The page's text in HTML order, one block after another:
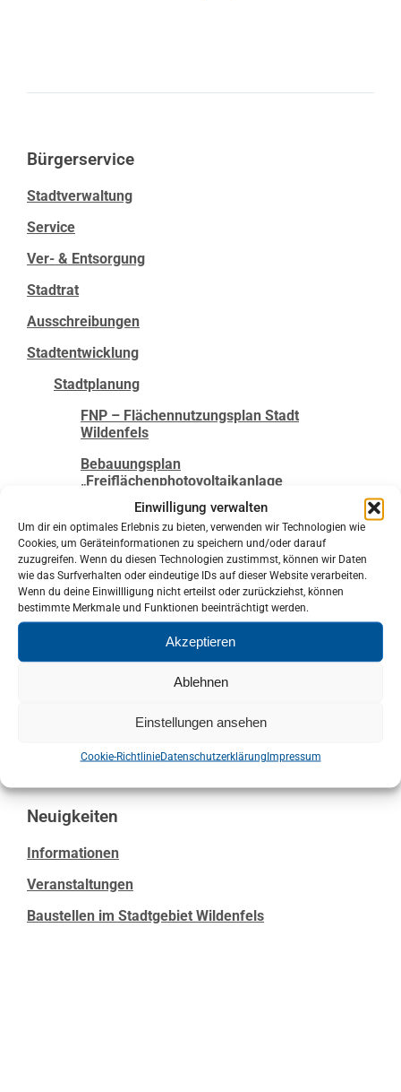
Einwilligung verwalten
Um dir ein optimales Erlebnis zu bieten, verwenden wir Technologien wie
Cookies, um Geräteinformationen zu speichern und/oder darauf
zuzugreifen. Wenn du diesen Technologien zustimmst, können wir Daten
wie das Surfverhalten oder eindeutige IDs auf dieser Website verarbeiten.
Wenn du deine Einwillligung nicht erteilst oder zurückziehst, können
bestimmte Merkmale und Funktionen beeinträchtigt werden.
Akzeptieren
Ablehnen
Einstellungen ansehen
Cookie-RichtlinieDatenschutzerklärungImpressum
Bürgerservice
Stadtverwaltung
Service
Ver- & Entsorgung
Stadtrat
Ausschreibungen
Stadtentwicklung
Stadtplanung
FNP – Flächennutzungsplan Stadt
Wildenfels
Bebauungsplan
„Freiflächenphotovoltaikanlage
Baugebiet „Glück Auf“ Härtensdorf
Gewerbegebiet Härtensdorf
Lärmaktionsplan
Rad- und Gehweg-Studie – Wildenfelser
Vermietung & Verpachtung
Neuigkeiten
Informationen
Veranstaltungen
Baustellen im Stadtgebiet Wildenfels